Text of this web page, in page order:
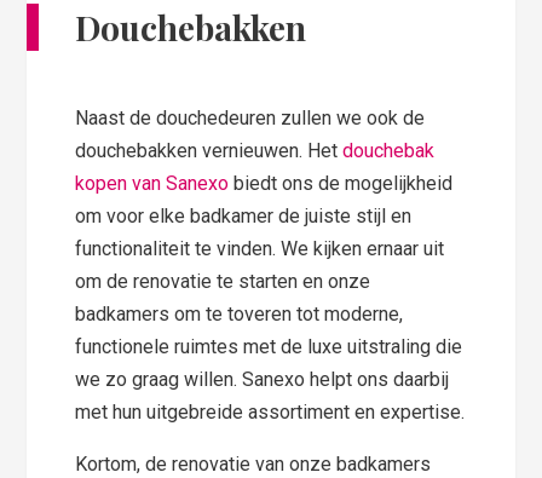
Douchebakken
Naast de douchedeuren zullen we ook de
douchebakken vernieuwen. Hetdouchebak
kopen van Sanexo biedt ons de mogelijkheid
om voor elke badkamer de juiste stijl en
functionaliteit te vinden. We kijken ernaar uit
om de renovatie te starten en onze
badkamers om te toveren tot moderne,
functionele ruimtes met de luxe uitstraling die
we zo graag willen. Sanexo helpt ons daarbij
met hun uitgebreide assortiment en expertise.
Kortom, de renovatie van onze badkamers